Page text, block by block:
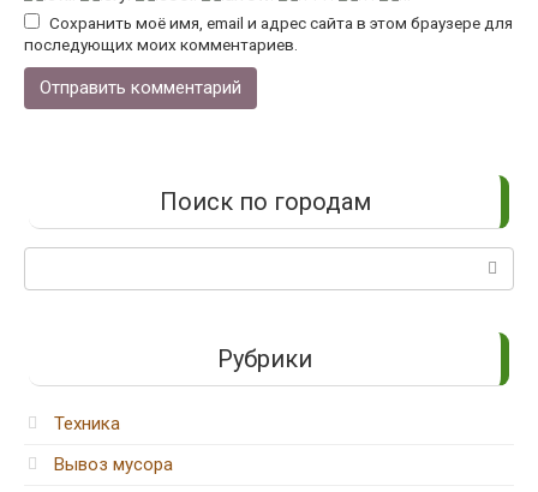
Сохранить моё имя, email и адрес сайта в этом браузере для
последующих моих комментариев.
Поиск по городам
Поиск:
Рубрики
Техника
Вывоз мусора